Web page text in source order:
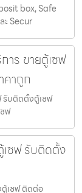
box, Safe
Secur
าร ขายตู้เซฟ
าถูก
รับติดตั้งตู้เซฟ
ฟ
เซฟ รับติดตั้ง
ตู้เซฟ ติดต่อ